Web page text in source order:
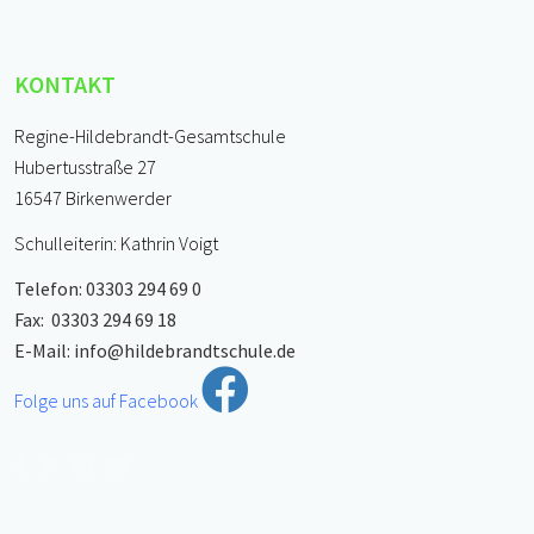
KONTAKT
Regine-Hildebrandt-Gesamtschule
Hubertusstraße 27
16547 Birkenwerder
Schulleiterin: Kathrin Voigt
Telefon: 03303 294 69 0
Fax: 03303 294 69 18
E-Mail: info@hildebrandtschule.de
Folge uns auf Facebook